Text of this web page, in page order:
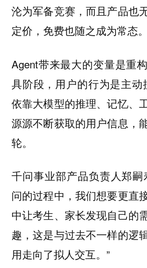
沦为军备竞赛，而且产品也
定价，免费也随之成为常态。
Agent带来最大的变量是重
具阶段，用户的行为是主动
依靠大模型的推理、记忆、
源源不断获取的用户信息，
轮。
千问事业部产品负责人郑嗣
问的过程中，我们想要更直
中让考生、家长发现自己的
趣，这是与过去不一样的逻
用走向了拟人交互。”